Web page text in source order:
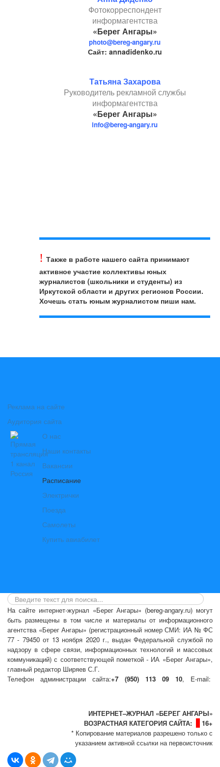
Фотокорреспондент
информагентства
«Берег Ангары»
photo@bereg-angary.ru
Сайт: annadidenko.ru
Татьяна Захарова
Руководитель рекламной службы
информагентства
«Берег Ангары»
info@bereg-angary.ru
! Также в работе нашего сайта принимают
активное участие коллективы юных
журналистов (школьники и студенты) из
Иркутской области и других регионов России.
Хочешь стать юным журналистом пиши нам.
Реклама на сайте
Аудитория сайта
О нас
Наши контакты
Вакансии
Расписание
Электрички
Поезда
Самолеты
Купить авиабилет
На сайте интернет-журнал «Берег Ангары» (bereg-angary.ru) могут
быть размещены в том числе и материалы от информационного
агентства «Берег Ангары» (регистрационный номер СМИ: ИА № ФС
77 - 79450 от 13 ноября 2020 г., выдан Федеральной службой по
надзору в сфере связи, информационных технологий и массовых
коммуникаций) с соответствующей пометкой - ИА «Берег Ангары»,
главный редактор Ширяев С.Г.
Телефон администрации сайта:+7 (950) 113 09 10, E-mail:
ИНТЕРНЕТ–ЖУРНАЛ «БЕРЕГ АНГАРЫ»
ВОЗРАСТНАЯ КАТЕГОРИЯ САЙТА:
16+
* Копирование материалов разрешено только с
указанием активной ссылки на первоисточник